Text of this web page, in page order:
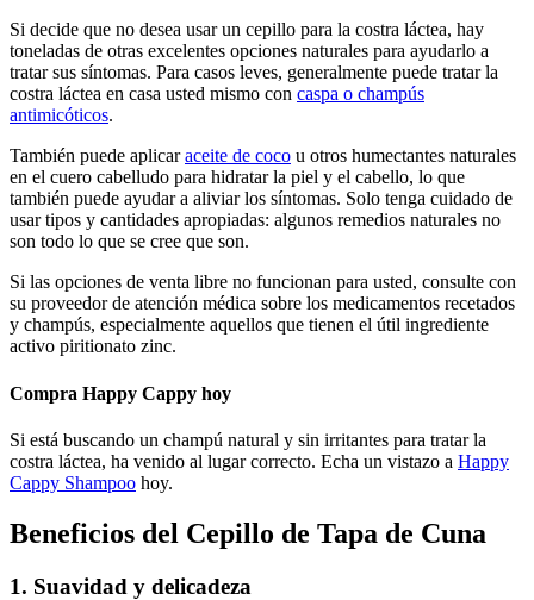
Si decide que no desea usar un cepillo para la costra láctea, hay
toneladas de otras excelentes opciones naturales para ayudarlo a
tratar sus síntomas. Para casos leves, generalmente puede tratar la
costra láctea en casa usted mismo con caspa o champús
antimicóticos.
También puede aplicaraceite de coco u otros humectantes naturales
en el cuero cabelludo para hidratar la piel y el cabello, lo que
también puede ayudar a aliviar los síntomas. Solo tenga cuidado de
usar tipos y cantidades apropiadas: algunos remedios naturales no
son todo lo que se cree que son.
Si las opciones de venta libre no funcionan para usted, consulte con
su proveedor de atención médica sobre los medicamentos recetados
y champús, especialmente aquellos que tienen el útil ingrediente
activo piritionato zinc.
Compra Happy Cappy hoy
Si está buscando un champú natural y sin irritantes para tratar la
costra láctea, ha venido al lugar correcto. Echa un vistazo a Happy
Cappy Shampoo hoy.
Beneficios del Cepillo de Tapa de Cuna
1. Suavidad y delicadeza